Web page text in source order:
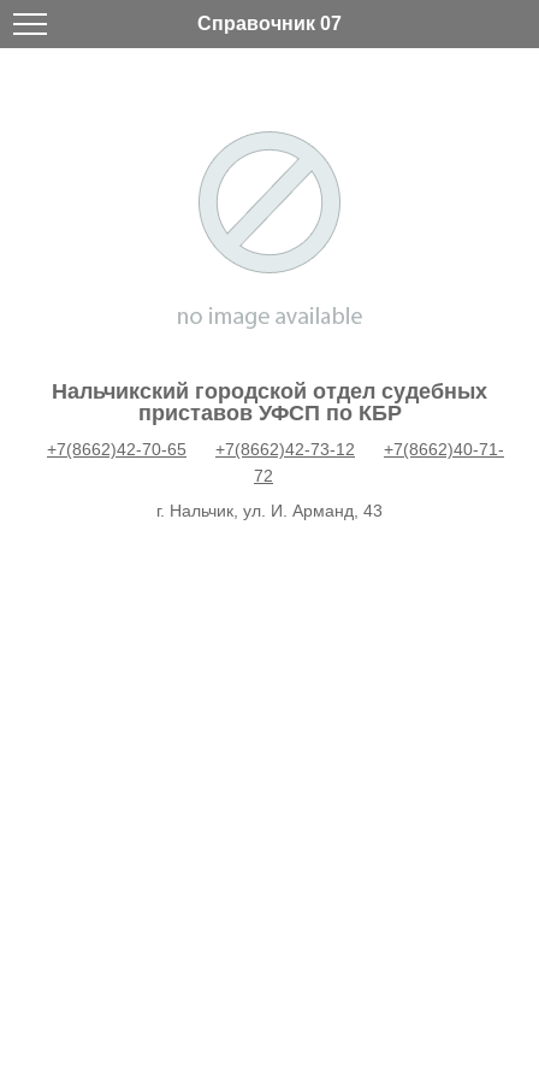
Справочник 07
Нальчикский городской отдел судебных
приставов УФСП по КБР
+7(8662)42-70-65 +7(8662)42-73-12
+7(8662)40-71-
72
г. Нальчик, ул. И. Арманд, 43